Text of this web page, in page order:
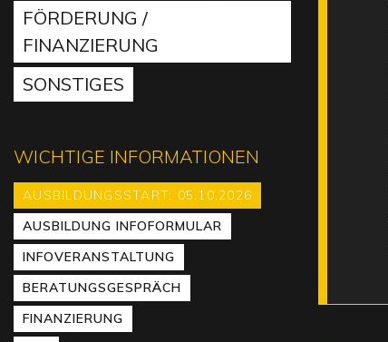
FÖRDERUNG /
FINANZIERUNG
SONSTIGES
WICHTIGE INFORMATIONEN
AUSBILDUNGSSTART: 05.10.2026
AUSBILDUNG INFOFORMULAR
INFOVERANSTALTUNG
BERATUNGSGESPRÄCH
FINANZIERUNG